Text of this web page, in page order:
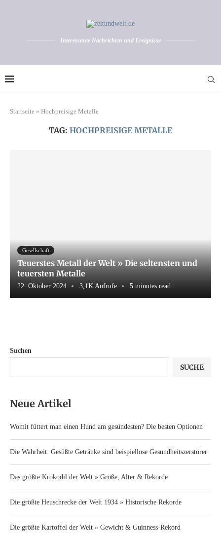
Interessante Nachrichten und Ereignisse
Startseite » Hochpreisige Metalle
TAG: HOCHPREISIGE METALLE
Gesellschaft
Teuerstes Metall der Welt » Die seltensten und
teuersten Metalle
22. Oktober 2024 3,1K Aufrufe 5 minutes read
Suchen
SUCHE
Neue Artikel
Womit füttert man einen Hund am gesündesten? Die besten Optionen
Die Wahrheit: Gesüßte Getränke sind beispiellose Gesundheitszerstörer
Das größte Krokodil der Welt » Größe, Alter & Rekorde
Die größte Heuschrecke der Welt 1934 » Historische Rekorde
Die größte Kartoffel der Welt » Gewicht & Guinness-Rekord